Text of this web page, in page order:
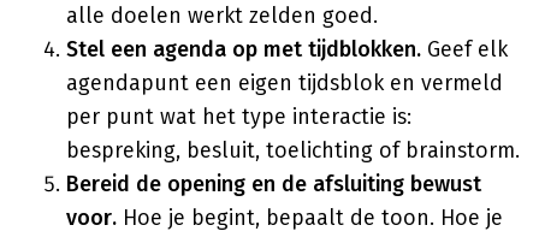
alle doelen werkt zelden goed.
Stel een agenda op met tijdblokken. Geef elk
agendapunt een eigen tijdsblok en vermeld
per punt wat het type interactie is:
bespreking, besluit, toelichting of brainstorm.
Bereid de opening en de afsluiting bewust
voor. Hoe je begint, bepaalt de toon. Hoe je